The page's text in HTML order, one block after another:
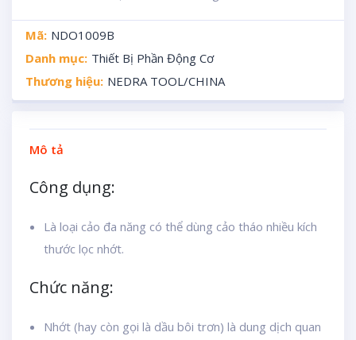
Mã: NDO1009B
Danh mục: Thiết Bị Phần Động Cơ
Thương hiệu: NEDRA TOOL/CHINA
Mô tả
Công dụng:
Là loại cảo đa năng có thể dùng cảo tháo nhiều kích
thước lọc nhớt.
Chức năng:
Nhớt (hay còn gọi là dầu bôi trơn) là dung dịch quan